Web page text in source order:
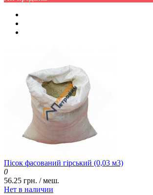
Пісок фасований гірський (0,03 м3)
0
56.25 грн. / меш.
Нет в наличии